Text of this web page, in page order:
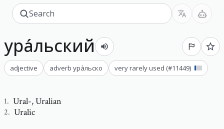
ура́льский
adjective adverb ура́льско very rarely used (#11449)
1. Ural-,Uralian
2. Uralic